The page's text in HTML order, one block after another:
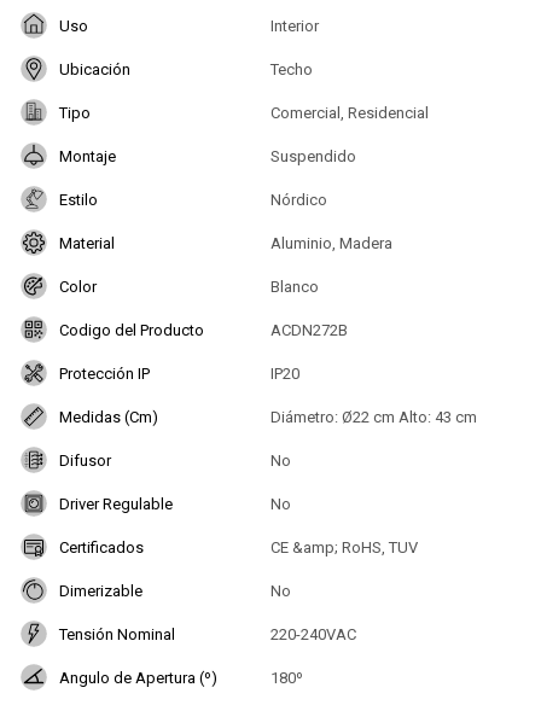
Uso Interior
Ubicación Techo
Tipo Comercial, Residencial
Montaje Suspendido
Estilo Nórdico
Material Aluminio, Madera
Color Blanco
Codigo del Producto ACDN272B
Protección IP IP20
Medidas (Cm) Diámetro: Ø22 cm Alto: 43 cm
Difusor No
Driver Regulable No
Certificados CE &amp; RoHS, TUV
Dimerizable No
Tensión Nominal 220-240VAC
Angulo de Apertura (º) 180º